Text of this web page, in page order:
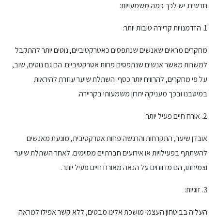
חדשים. יש לכך כמה משמעויות:
1. הזדמנויות קריירה טובות יותר:
מחקרים מראים שאנשים שנתפסים כאטרקטיביים, נוטים יותר להתקבל
למשרות מאשר אנשים שנתפסים פחות אטרקטיביים. הם גם נוטים, שוב,
על פי מחקרים, להרוויח יותר כסף. השתלת שיער עוזרת להיראות
במיטבנו ובכך מעניקה יתרון משמעותי בקריירה.
2. אורח חיים פעיל יותר:
אובדן שיער, התקרחות והרגשה פחות אטרקטיבית, מונעת מאנשים
להשתתף בפעילויות או אירועים חברתיים מסוימים. לאחר השתלת שיער
וצמיחתו, הם מדווחים על הנאה מאורח חיים פעיל יותר.
3. זוגיות:
העליה בביטחון העצמי מושכת אלינו מבטים, ללא קשר אפילו למראה